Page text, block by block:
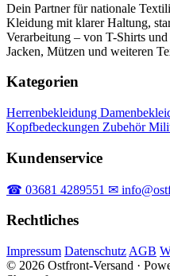
Dein Partner für nationale
Kleidung mit klarer Haltung,
Verarbeitung – von T-Shirts
Jacken, Mützen und weiteren
Kategorien
Herrenbekleidung
Kopfbedeckungen Zubehör
Kundenservice
☎ 03681 4289551 ✉
Rechtliches
Impressum Datenschutz AGB
© 2026 Ostfront-Versand ·